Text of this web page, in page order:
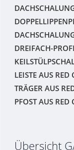
DREIFACH-
LEISTE AUS RED
TRÄGER AUS
PFOST AUS RED
Übersicht